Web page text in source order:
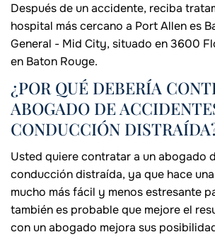
Después de un accidente, reciba
hospital más cercano a Port Allen es
General - Mid City, situado en 3600
en Baton Rouge.
¿POR QUÉ DEBERÍA
ABOGADO DE
CONDUCCIÓN
Usted quiere contratar a un abogado
conducción distraída, ya que hace
mucho más fácil y menos estresante
también es probable que mejore el
con un abogado mejora sus